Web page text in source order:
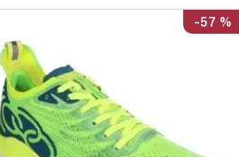
-57 %